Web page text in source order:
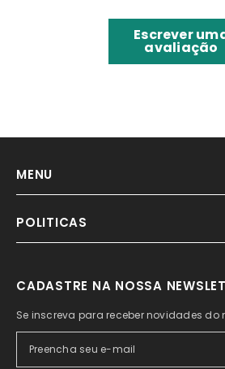
Escrever
avaliação
MENU
POLITICAS
CADASTRE NA NOSSA
Se inscreva para receber novidades do